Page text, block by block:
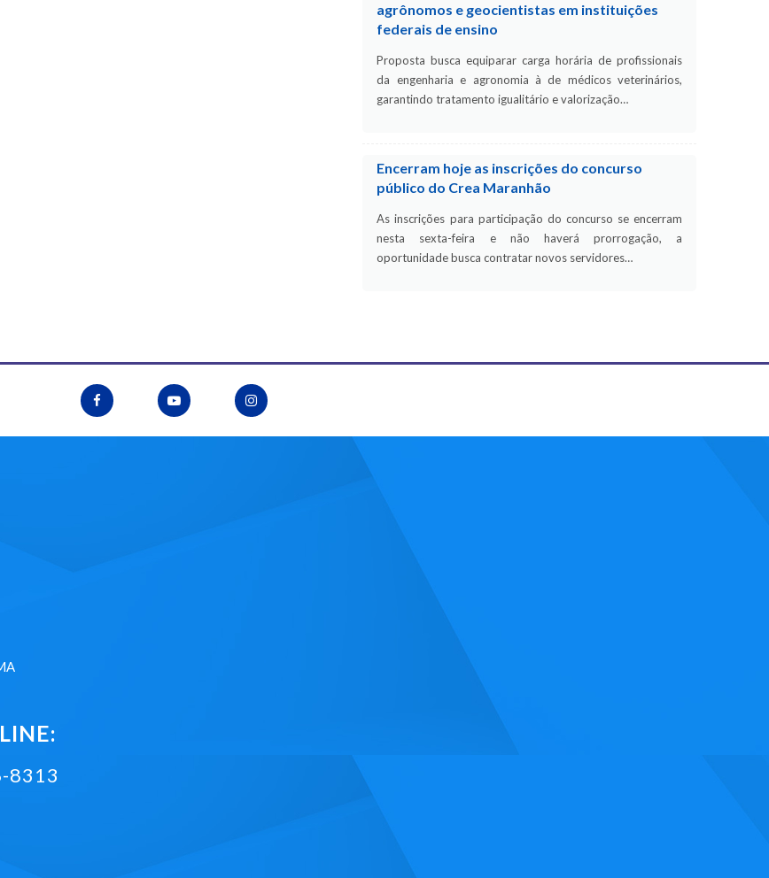
agrônomos e geocientistas em instituições
federais de ensino
Proposta busca equiparar carga horária de profissionais
da engenharia e agronomia à de médicos veterinários,
garantindo tratamento igualitário e valorização…
Encerram hoje as inscrições do concurso
público do Crea Maranhão
As inscrições para participação do concurso se encerram
nesta sexta-feira e não haverá prorrogação, a
oportunidade busca contratar novos servidores…
8313